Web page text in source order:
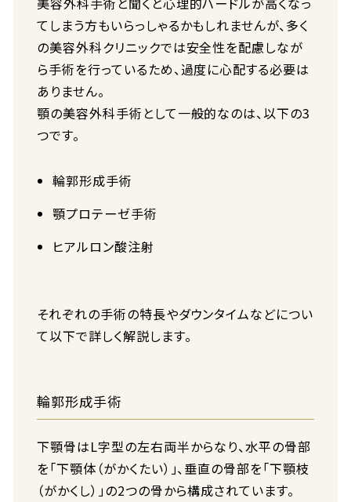
てしまう方もいらっしゃるかもしれませんが、多く
の美容外科クリニックでは安全性を配慮しなが
ら手術を行っているため、過度に心配する必要は
ありません。
顎の美容外科手術として一般的なのは、以下の3
つです。
輪郭形成手術
顎プロテーゼ手術
ヒアルロン酸注射
それぞれの手術の特長やダウンタイムなどについ
て以下で詳しく解説します。
輪郭形成手術
下顎骨はL字型の左右両半からなり、水平の骨部
を「下顎体（がかくたい）」、垂直の骨部を「下顎枝
（がかくし）」の2つの骨から構成されています。